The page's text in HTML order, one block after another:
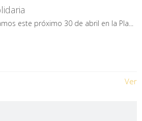
este próximo 30 de abril en la Pla...
Ver